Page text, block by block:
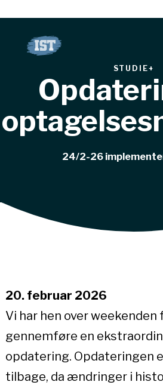
indhold
STUDIE+
24/2-26
20. februar 2026
Vi har hen over
gennemføre en
opdatering. Opdateringen
tilbage, da ændringer i